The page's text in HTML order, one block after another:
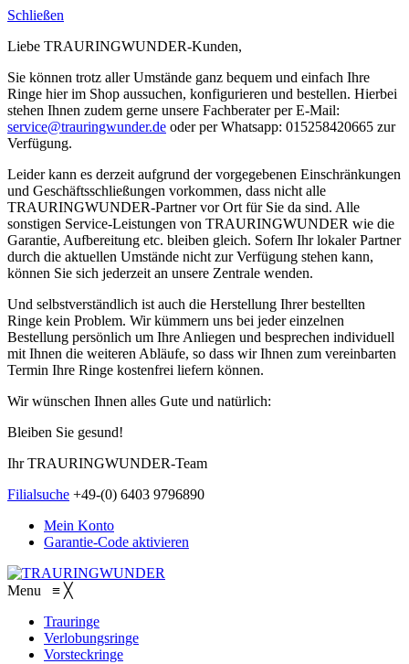
Schließen
Liebe TRAURINGWUNDER-Kunden,
Sie können trotz aller Umstände ganz bequem und einfach Ihre
Ringe hier im Shop aussuchen, konfigurieren und bestellen. Hierbei
stehen Ihnen zudem gerne unsere Fachberater per E-Mail:
service@trauringwunder.de oder per Whatsapp: 015258420665 zur
Verfügung.
Leider kann es derzeit aufgrund der vorgegebenen Einschränkungen
und Geschäftsschließungen vorkommen, dass nicht alle
TRAURINGWUNDER-Partner vor Ort für Sie da sind. Alle
sonstigen Service-Leistungen von TRAURINGWUNDER wie die
Garantie, Aufbereitung etc. bleiben gleich. Sofern Ihr lokaler Partner
durch die aktuellen Umstände nicht zur Verfügung stehen kann,
können Sie sich jederzeit an unsere Zentrale wenden.
Und selbstverständlich ist auch die Herstellung Ihrer bestellten
Ringe kein Problem. Wir kümmern uns bei jeder einzelnen
Bestellung persönlich um Ihre Anliegen und besprechen individuell
mit Ihnen die weiteren Abläufe, so dass wir Ihnen zum vereinbarten
Termin Ihre Ringe kostenfrei liefern können.
Wir wünschen Ihnen alles Gute und natürlich:
Bleiben Sie gesund!
Ihr TRAURINGWUNDER-Team
Filialsuche +49-(0) 6403 9796890
Mein Konto
Garantie-Code aktivieren
Menu ≡ ╳
Trauringe
Verlobungsringe
Vorsteckringe